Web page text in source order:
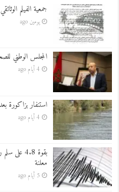
جمعية الفيلم
يومين ago
المجلس الوطني
4 أيام ago
استنفار بزاكورة
4 أيام ago
بقوة 4.8
معلنة
5 أيام ago